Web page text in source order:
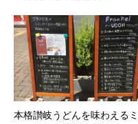
本格讃岐うどんを味わえるミ